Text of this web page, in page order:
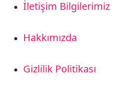
İletişim Bilgilerimiz
Hakkımızda
Gizlilik Politikası